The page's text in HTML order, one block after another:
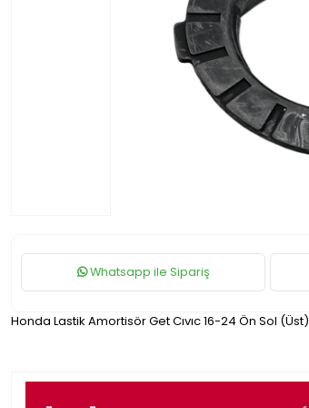
Whatsapp ile Sipariş
Honda Lastik Amortisör Get Cıvıc 16-24 Ön Sol (Üst)